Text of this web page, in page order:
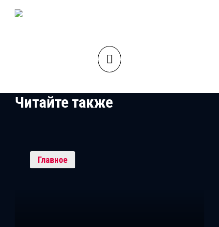
Читайте также
Главное